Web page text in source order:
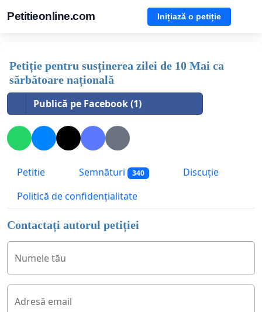
Petitieonline.com Inițiază o petiție
Petiție pentru susținerea zilei de 10 Mai ca
sărbătoare națională
Publică pe Facebook (1)
Petitie Semnături 340
Discuție
Politică de confidențialitate
Contactați autorul petiției
Numele tău
Adresă email